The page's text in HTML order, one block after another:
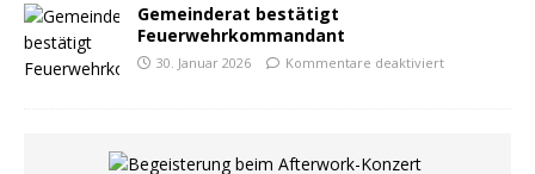
Gemeinderat bestätigt
Feuerwehrkommandant
30. Januar 2026 Kommentare deaktiviert